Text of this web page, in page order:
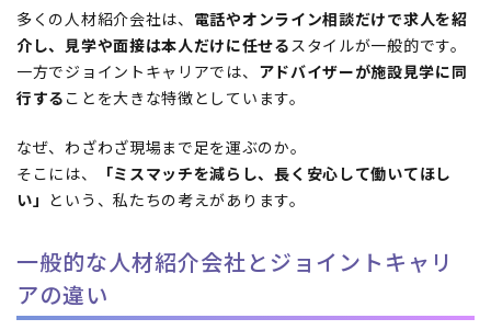
多くの人材紹介会社は、 電話やオンライン相談だけで求人を紹
介し、見学や面接は本人だけに任せるスタイルが一般的です。
一方でジョイントキャリアでは、 アドバイザーが施設見学に同
行する ことを大きな特徴としています。
なぜ、わざわざ現場まで足を運ぶのか。
そこには、
「ミスマッチを減らし、長く安心して働いてほし
い」 という、私たちの考えがあります。
一般的な人材紹介会社とジョイントキャリ
アの違い